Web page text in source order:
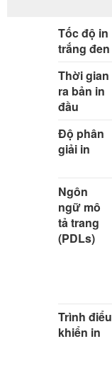
Tốc độ in
trắng đen
Thời gian
ra bản in
đầu
Độ phân
giải in
Ngôn
ngữ mô
tả trang
(PDLs)
Trình điểu
khiển in